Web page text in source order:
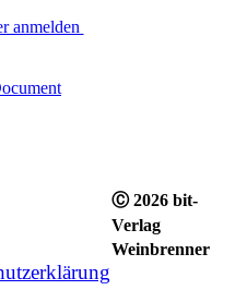
anmelden
Ⓒ 2026 bit-
Verlag
Weinbrenner